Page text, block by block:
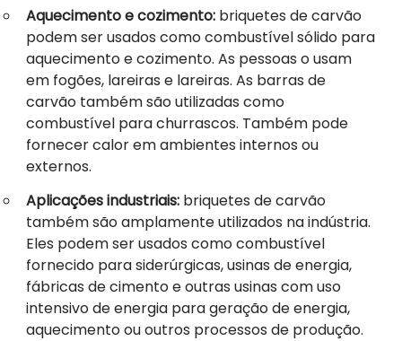
Aquecimento e cozimento: briquetes de carvão
podem ser usados ​​como combustível sólido para
aquecimento e cozimento. As pessoas o usam
em fogões, lareiras e lareiras. As barras de
carvão também são utilizadas como
combustível para churrascos. Também pode
fornecer calor em ambientes internos ou
externos.
Aplicações industriais: briquetes de carvão
também são amplamente utilizados na indústria.
Eles podem ser usados ​​como combustível
fornecido para siderúrgicas, usinas de energia,
fábricas de cimento e outras usinas com uso
intensivo de energia para geração de energia,
aquecimento ou outros processos de produção.